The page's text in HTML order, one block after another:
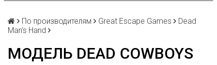
По производителям Great Escape Games
Dead
Man's Hand
МОДЕЛЬ DEAD COWBOYS